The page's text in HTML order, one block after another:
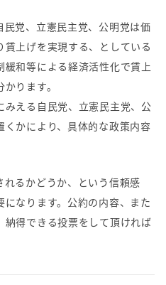
党、立憲民主党、公明党は価
上げを実現する、としている
和等による経済活性化で賃上
ります。
える自民党、立憲民主党、公
かにより、具体的な政策内容
るかどうか、という信頼感
なります。公約の内容、また
納得できる投票をして頂ければ